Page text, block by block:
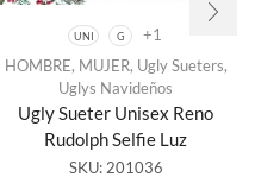
UNI G
+1
HOMBRE, MUJER, Ugly Sueters,
Uglys Navideños
Ugly Sueter Unisex Reno
Rudolph Selfie Luz
SKU:201036
Este
producto
tiene
múltiples